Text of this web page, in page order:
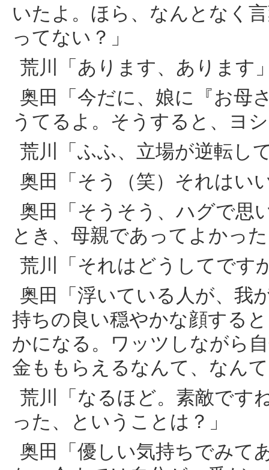
いたよ。ほら、なんとなく
ってない？」
荒川「あります、あります
奥田「今だに、娘に『お母
うてるよ。そうすると、ヨ
荒川「ふふ、立場が逆転し
奥田「そう（笑）それはい
奥田「そうそう、ハグで思
とき、母親であってよかっ
荒川「それはどうしてです
奥田「浮いている人が、我
持ちの良い穏やかな顔する
かになる。ワッツしながら
金ももらえるなんて、なん
荒川「なるほど。素敵です
った、ということは？」
奥田「優しい気持ちでみて